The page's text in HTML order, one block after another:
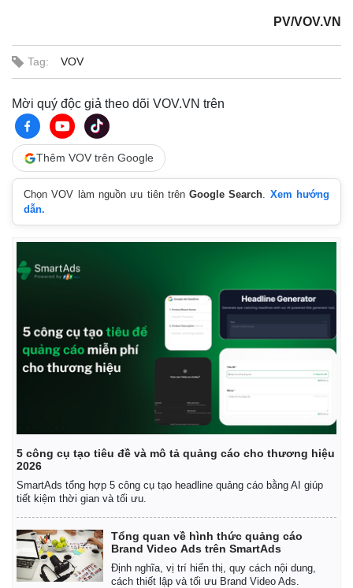
PV/VOV.VN
Tag: VOV
Mời quý độc giả theo dõi VOV.VN trên
Thêm VOV trên Google
Chọn VOV làm nguồn ưu tiên trênGoogle Search. Xem hướng
dẫn.
5 công cụ tạo tiêu đề và mô tả quảng cáo cho thương hiệu
2026
SmartAds tổng hợp 5 công cụ tạo headline quảng cáo bằng AI giúp
tiết kiệm thời gian và tối ưu.
Tổng quan về hình thức quảng cáo
Brand Video Ads trên SmartAds
Định nghĩa, vị trí hiển thị, quy cách nội dung,
cách thiết lập và tối ưu Brand Video Ads.